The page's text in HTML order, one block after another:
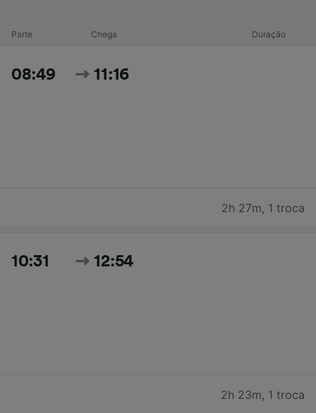
Parte Chega Duração
08:49 11:16
2h 27m, 1 troca
10:31 12:54
2h 23m, 1 troca